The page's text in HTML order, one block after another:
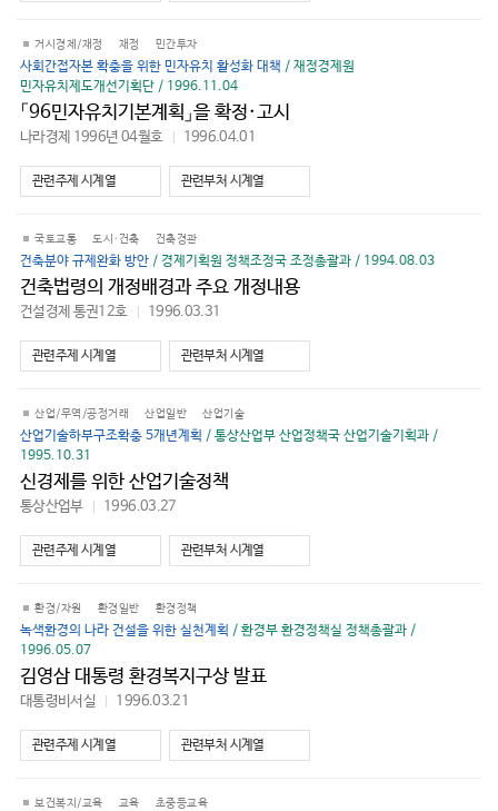
기
거시경제/재정 재정 민간투자
사회간접자본 확충을 위한 민자유치 활성화 대책 / 재정경제원
민자유치제도개선기획단 / 1996.11.04
「96민자유치기본계획」을 확정·고시
나라경제 1996년 04월호 1996.04.01
기
관련주제 시계열 관련부처 시계열
국토교통 도시·건축 건축경관
건축분야 규제완화 방안 / 경제기획원 정책조정국 조정총괄과 / 1994.08.03
건축법령의 개정배경과 주요 개정내용
건설경제 통권12호 1996.03.31
가
기
관련주제 시계열 관련부처 시계열
산업/무역/공정거래 산업일반 산업기술
산업기술하부구조확충 5개년계획 / 통상산업부 산업정책국 산업기술기획과 /
1995.10.31
신경제를 위한 산업기술정책
통상산업부 1996.03.27
가
기
관련주제 시계열 관련부처 시계열
환경/자원 환경일반 환경정책
녹색환경의 나라 건설을 위한 실천계획 / 환경부 환경정책실 정책총괄과 /
1996.05.07
김영삼 대통령 환경복지구상 발표
대통령비서실 1996.03.21
가
기
관련주제 시계열 관련부처 시계열
보건복지/교육 교육 초중등교육